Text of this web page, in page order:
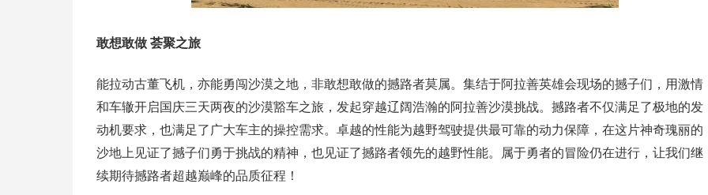
敢想敢做 荟聚之旅
能拉动古董飞机，亦能勇闯沙漠之地，非敢想敢做的撼路者莫属。集结于阿拉善英雄会现场的撼子们，用激情
和车辙开启国庆三天两夜的沙漠豁车之旅，发起穿越辽阔浩瀚的阿拉善沙漠挑战。撼路者不仅满足了极地的发
动机要求，也满足了广大车主的操控需求。卓越的性能为越野驾驶提供最可靠的动力保障，在这片神奇瑰丽的
沙地上见证了撼子们勇于挑战的精神，也见证了撼路者领先的越野性能。属于勇者的冒险仍在进行，让我们继
续期待撼路者超越巅峰的品质征程！